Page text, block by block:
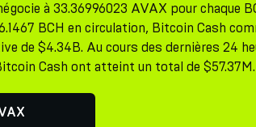
à 33.36996023 AVAX pour chaque
BCH en circulation, Bitcoin Cash
de $4.34B. Au cours des dernières 24
Cash ont atteint un total de $57.37M.